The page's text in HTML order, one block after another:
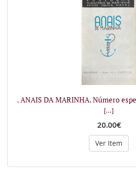
. ANAIS DA MARINHA. Número
[...]
20.00€
Ver Item